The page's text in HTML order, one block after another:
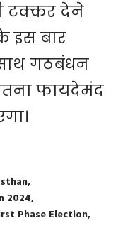
टक्कर देने
इस बार
गठबंधन
फायदेमंद
2024
Phase Election